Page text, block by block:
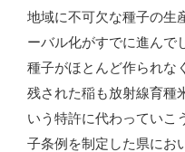
地域に不可欠な種子の生
ーバル化がすでに進んで
種子がほとんど作られな
残された稲も放射線育種
いう特許に代わっていこ
子条例を制定した県にお